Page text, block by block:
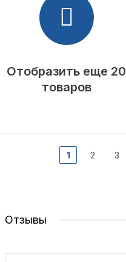
Отобразить еще 20
товаров
1 2 3
Отзывы